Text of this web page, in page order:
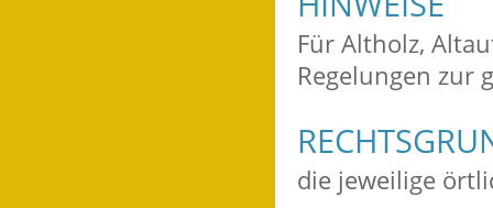
Für Altholz,
Regelungen zur
die jeweilige